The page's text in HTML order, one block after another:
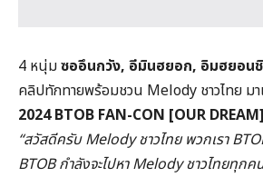
4 หนุ่มซออึนกวัง, อีมินฮยอก, อิมฮยอน
คลิปทักทายพร้อมชวน Melody ชาวไทย มา
2024BTOB FAN-CON [OUR
“สวัสดีครับ Melody ชาวไทย พวกเรา
BTOB กำลังจะไปหา Melody ชาวไทยทุ